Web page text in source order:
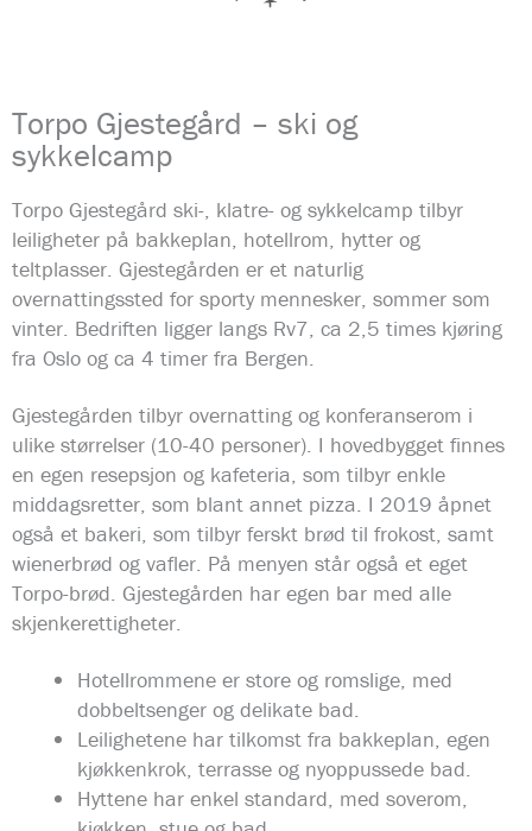
Torpo Gjestegård – ski og
sykkelcamp
Torpo Gjestegård ski-, klatre- og sykkelcamp tilbyr
leiligheter på bakkeplan, hotellrom, hytter og
teltplasser. Gjestegården er et naturlig
overnattingssted for sporty mennesker, sommer som
vinter. Bedriften ligger langs Rv7, ca 2,5 times kjøring
fra Oslo og ca 4 timer fra Bergen.
Gjestegården tilbyr overnatting og konferanserom i
ulike størrelser (10-40 personer). I hovedbygget finnes
en egen resepsjon og kafeteria, som tilbyr enkle
middagsretter, som blant annet pizza. I 2019 åpnet
også et bakeri, som tilbyr ferskt brød til frokost, samt
wienerbrød og vafler. På menyen står også et eget
Torpo-brød. Gjestegården har egen bar med alle
skjenkerettigheter.
Hotellrommene er store og romslige, med
dobbeltsenger og delikate bad.
Leilighetene har tilkomst fra bakkeplan, egen
kjøkkenkrok, terrasse og nyoppussede bad.
Hyttene har enkel standard, med soverom,